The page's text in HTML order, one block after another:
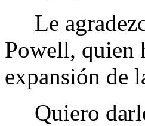
Le
Powell, quien
expansión de
Quiero